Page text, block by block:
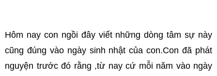
Hôm nay con ngồi đây viết những dòng tâm sự này
cũng đúng vào ngày sinh nhật của con.Con đã phát
nguyện trước đó rằng ,từ nay cứ mỗi năm vào ngày